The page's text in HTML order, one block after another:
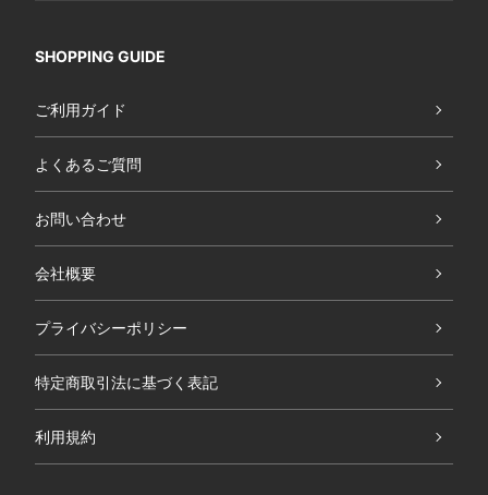
SHOPPING GUIDE
ご利用ガイド
よくあるご質問
お問い合わせ
会社概要
プライバシーポリシー
特定商取引法に基づく表記
利用規約